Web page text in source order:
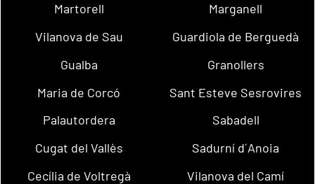
Martorell
Marganell
Vilanova de Sau
Guardiola de Berguedà
Gualba
Granollers
Maria de Corcó
Sant Esteve Sesrovires
Palautordera
Sabadell
Cugat del Vallès
Sadurní d´Anoia
Cecília de Voltregà
Vilanova del Camí